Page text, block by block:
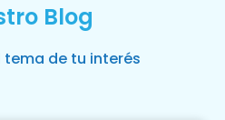
Blog
tema de tu interés